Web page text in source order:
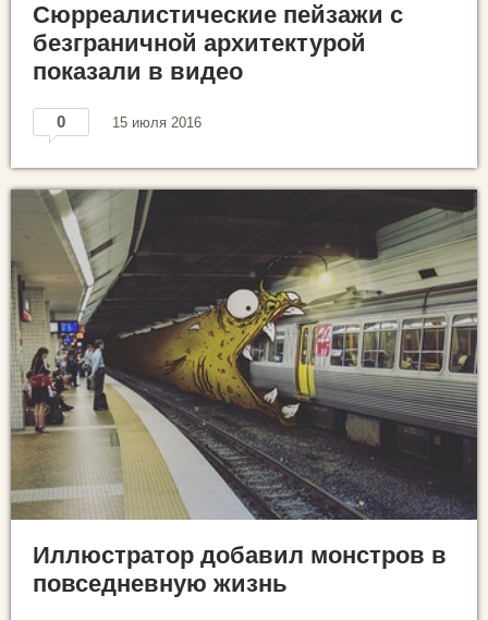
Сюрреалистические пейзажи с
безграничной архитектурой
показали в видео
0 15 июля 2016
Иллюстратор добавил монстров в
повседневную жизнь